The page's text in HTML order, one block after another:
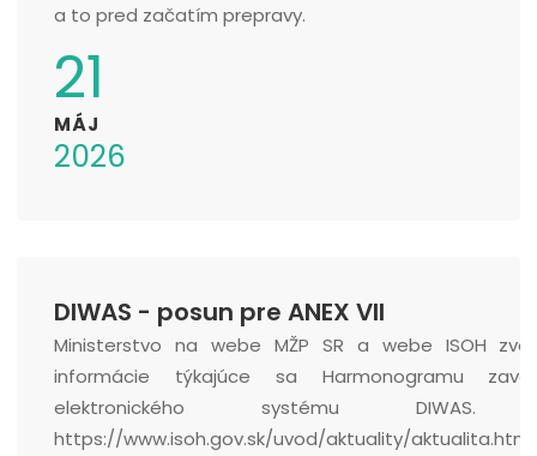
a to pred začatím prepravy.
21
MÁJ
2026
DIWAS - posun pre ANEX VII
Ministerstvo na webe MŽP SR a webe ISOH
informácie týkajúce sa Harmonogramu
elektronického systému DIWAS.
https://www.isoh.gov.sk/uvod/aktuality/